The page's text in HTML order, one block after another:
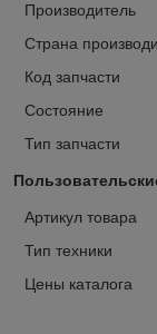
Производитель
Страна
Код запчасти
Состояние
Тип запчасти
Артикул товара
Тип техники
Цены каталога